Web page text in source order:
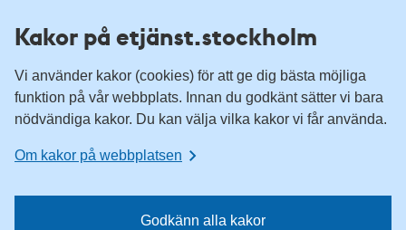
Kakor på etjänst.stockholm
Vi använder kakor (cookies) för att ge dig bästa möjliga
funktion på vår webbplats. Innan du godkänt sätter vi bara
nödvändiga kakor. Du kan välja vilka kakor vi får använda.
Om kakor på webbplatsen
Godkänn alla kakor